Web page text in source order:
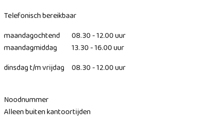
Telefonisch bereikbaar
maandagochtend 08.30 - 12.00 uur
maandagmiddag 13.30 - 16.00 uur
dinsdag t/m vrijdag 08.30 - 12.00 uur
Noodnummer
Alleen buiten kantoortijden